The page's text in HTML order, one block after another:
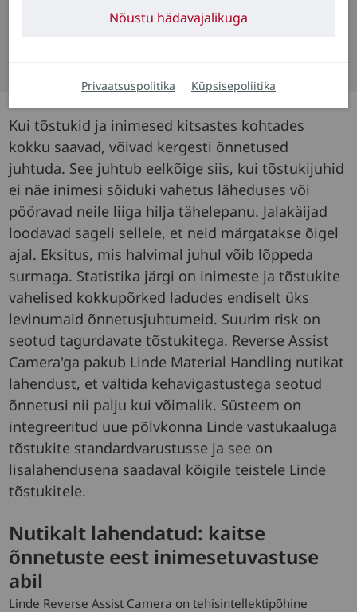
Jalakäijad vaateväljas
Kui tõstukid ja inimesed kitsastes kohtades
kokku saavad, võivad kergesti õnnetused
juhtuda. See juhtub eelkõige siis, kui tõstukijuhid
ei näe inimesi sõiduki vahetus läheduses või
pööravad neile liiga hilja tähelepanu. Jalakäijad
loodavad sageli sellele, et neid märgatakse õigel
ajal. Eksitus, mis halvimal juhul võib lõppeda
surmaga. Statistika järgi on inimeste ja tõstukite
vahelised kokkupõrked ladudes endiselt üks
levinumaid õnnetusjuhtumeid. Suurim risk on
seotud tagurdavate tõstukitega. Reverse Assist
Camera'ga pakub Linde Material Handling nutikat
lahendust, et vältida kehavigastustega seotud
õnnetusi nii palju kui võimalik. Süsteem on
integreeritud uue põlvkonna Linde vastukaaluga
tõstukite standardvarustusse ja see on
lisalahendusena saadaval kõigile teistele Linde
tõstukitele.
Nutikalt lahendatud: kaitse
õnnetuste eest inimesetuvastuse
abil
Linde Reverse Assist Camera on tehisintellektipõhine
Nõustu hädavajalikuga
Privaatsuspolitika Küpsisepoliitika